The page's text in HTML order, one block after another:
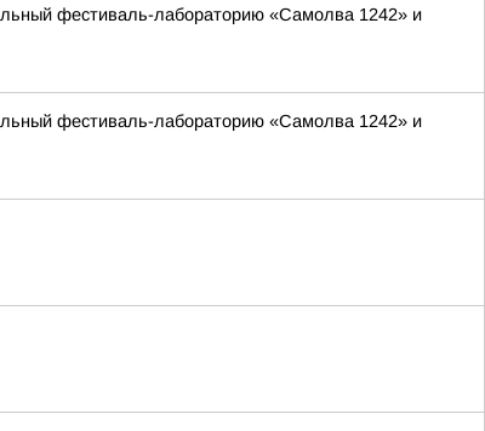
фестиваль-лабораторию «Самолва 1242» и
фестиваль-лабораторию «Самолва 1242» и